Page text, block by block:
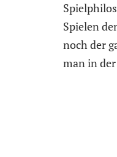
Spielen
noch der
man in